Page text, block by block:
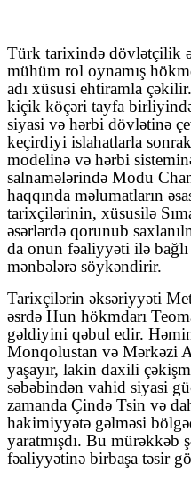
Türk tarixində dövlətçilik
mühüm rol oynamış
adı xüsusi ehtiramla
kiçik köçəri tayfa
siyasi və hərbi dövlətinə
keçirdiyi islahatlarla
modelinə və hərbi
salnamələrində Modu
haqqında məlumatların
tarixçilərinin, xüsusilə
əsərlərdə qorunub
da onun fəaliyyəti ilə bağlı
mənbələrə söykəndirir.
Tarixçilərin əksəriyyəti
əsrdə Hun hökmdarı
gəldiyini qəbul edir.
Monqolustan və Mərkəzi
yaşayır, lakin daxili
səbəbindən vahid siyasi
zamanda Çində Tsin və
hakimiyyətə gəlməsi
yaratmışdı. Bu mürəkkəb
fəaliyyətinə birbaşa təsir